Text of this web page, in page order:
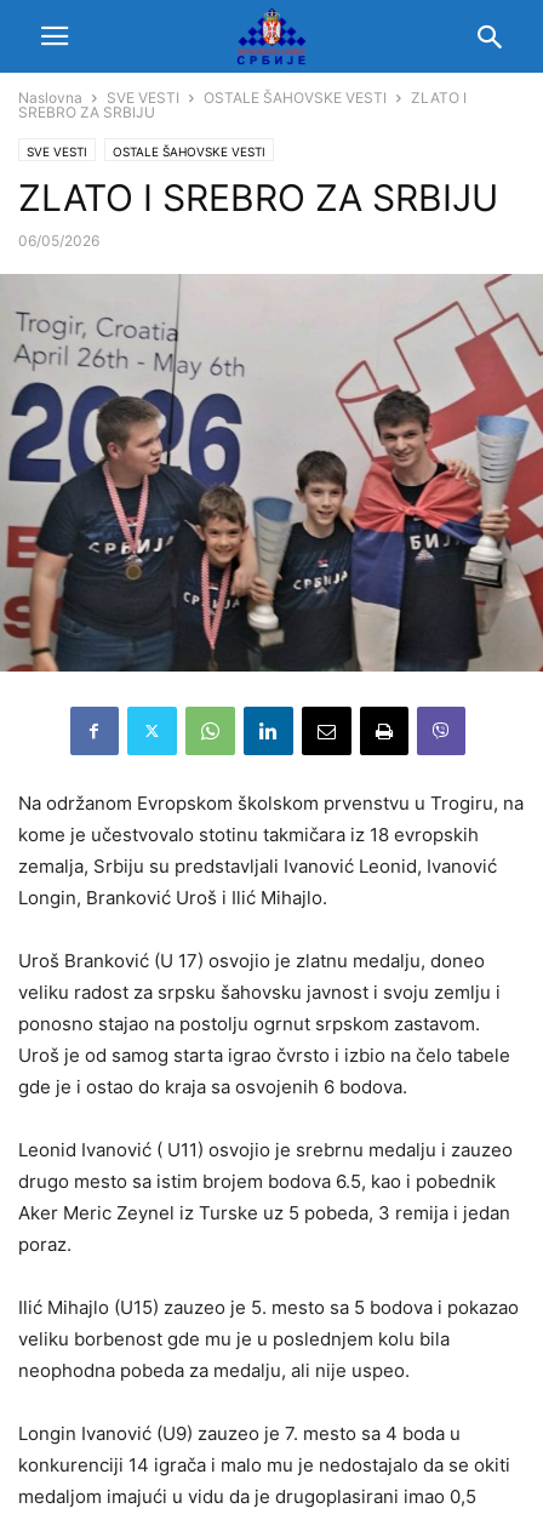
Naslovna SVE VESTI OSTALE ŠAHOVSKE VESTI
ZLATO I
SREBRO ZA SRBIJU
SVE VESTI OSTALE ŠAHOVSKE VESTI
ZLATO I SREBRO ZA SRBIJU
06/05/2026
Na održanom Evropskom školskom prvenstvu u Trogiru, na
kome je učestvovalo stotinu takmičara iz 18 evropskih
zemalja, Srbiju su predstavljali Ivanović Leonid, Ivanović
Longin, Branković Uroš i Ilić Mihajlo.
Uroš Branković (U 17) osvojio je zlatnu medalju, doneo
veliku radost za srpsku šahovsku javnost i svoju zemlju i
ponosno stajao na postolju ogrnut srpskom zastavom.
Uroš je od samog starta igrao čvrsto i izbio na čelo tabele
gde je i ostao do kraja sa osvojenih 6 bodova.
Leonid Ivanović ( U11) osvojio je srebrnu medalju i zauzeo
drugo mesto sa istim brojem bodova 6.5, kao i pobednik
Aker Meric Zeynel iz Turske uz 5 pobeda, 3 remija i jedan
poraz.
Ilić Mihajlo (U15) zauzeo je 5. mesto sa 5 bodova i pokazao
veliku borbenost gde mu je u poslednjem kolu bila
neophodna pobeda za medalju, ali nije uspeo.
Longin Ivanović (U9) zauzeo je 7. mesto sa 4 boda u
konkurenciji 14 igrača i malo mu je nedostajalo da se okiti
medaljom imajući u vidu da je drugoplasirani imao 0,5